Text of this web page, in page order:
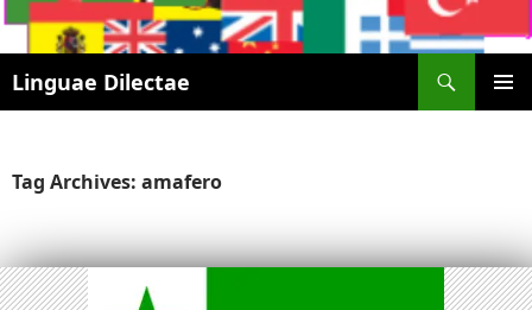
Linguae Dilectae
SKIP
Tag Archives: amafero